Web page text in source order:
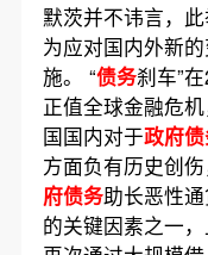
默茨并不讳言，
为应对国内外新
施。 “债务刹车”
正值全球金融危
国国内对于政府
方面负有历史创
府债务助长恶性
的关键因素之一